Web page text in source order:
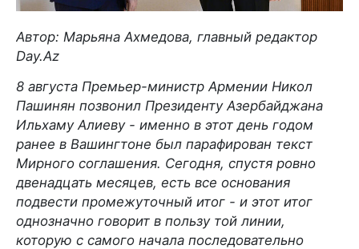
Автор: Марьяна Ахмедова, главный редактор
Day.Az
8 августа Премьер-министр Армении Никол
Пашинян позвонил Президенту Азербайджана
Ильхаму Алиеву - именно в этот день годом
ранее в Вашингтоне был парафирован текст
Мирного соглашения. Сегодня, спустя ровно
двенадцать месяцев, есть все основания
подвести промежуточный итог - и этот итог
однозначно говорит в пользу той линии,
которую с самого начала последовательно